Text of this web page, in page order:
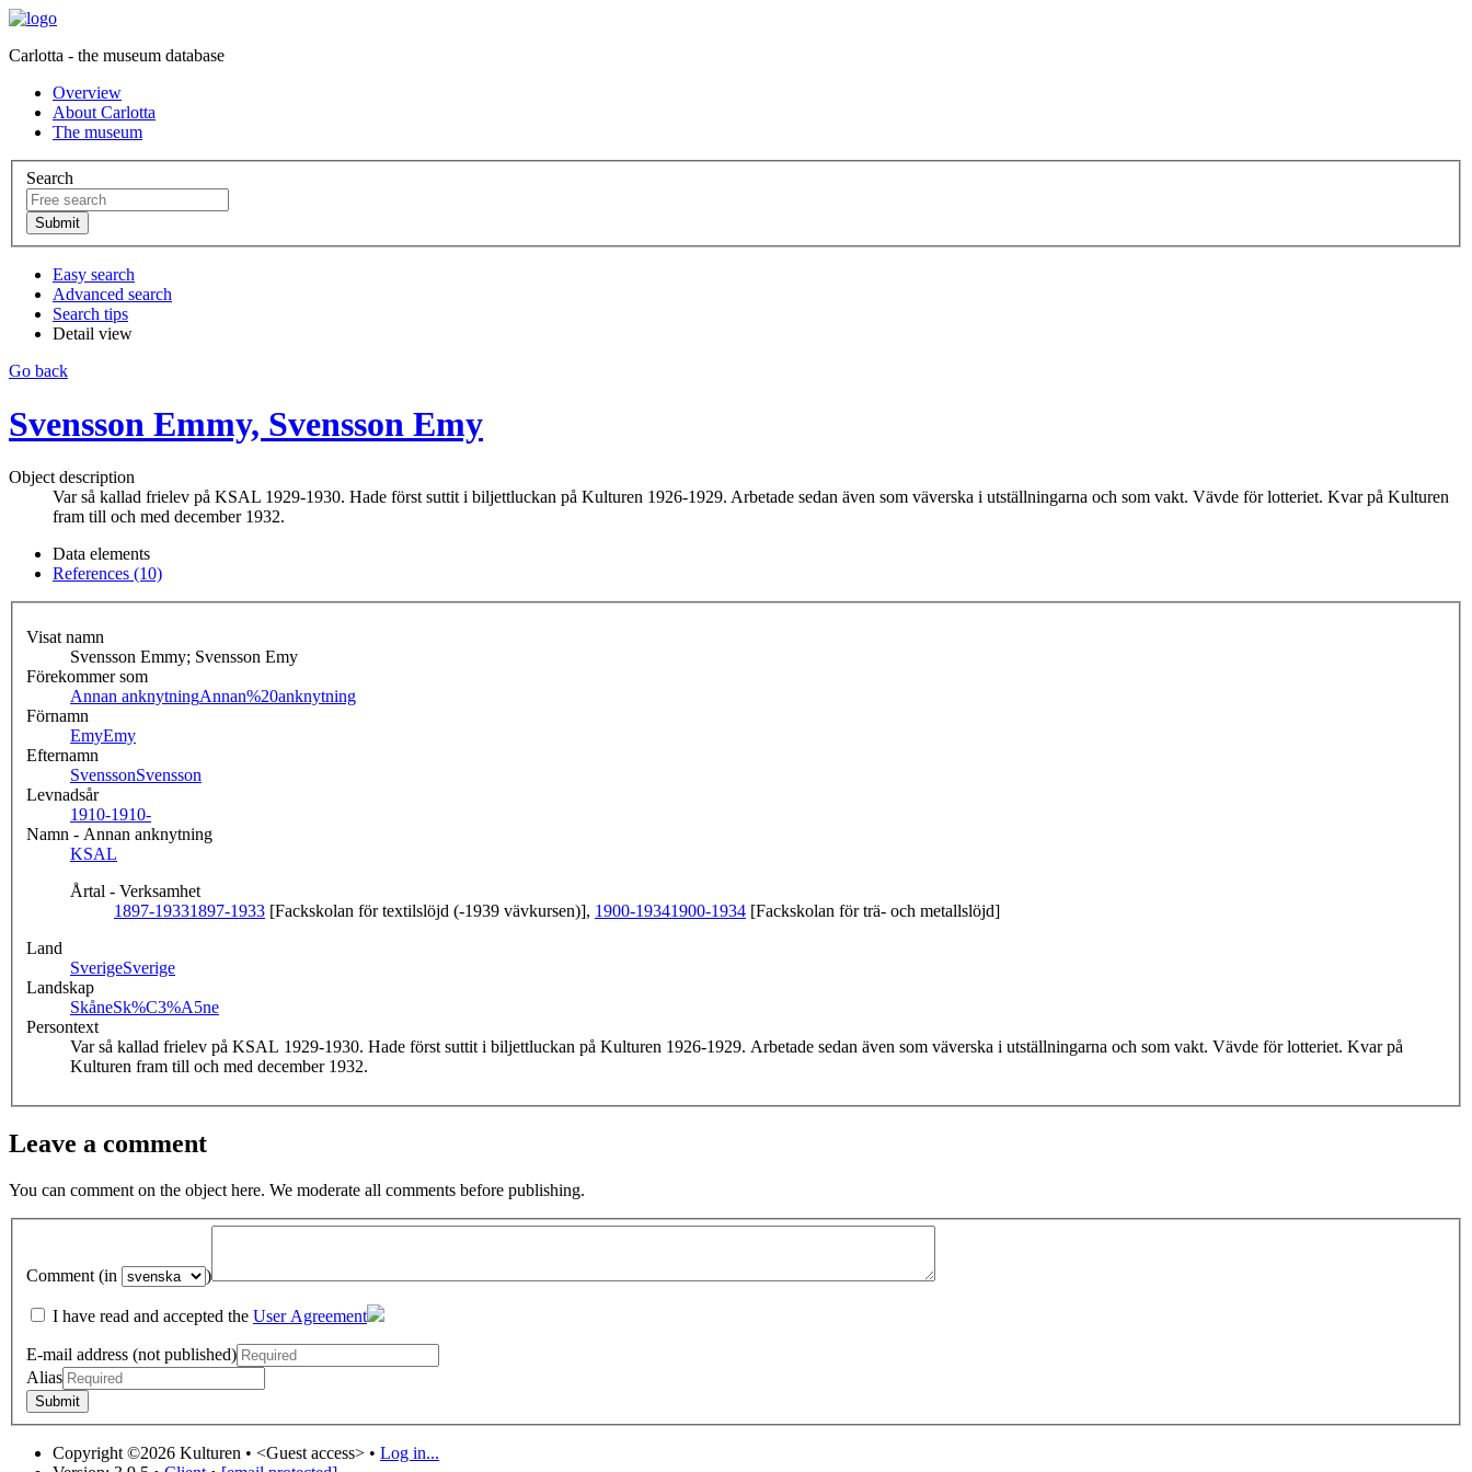
Carlotta - the museum database
Overview
About Carlotta
The museum
Search
Easy search
Advanced search
Search tips
Detail view
Go back
Svensson Emmy, Svensson Emy
Object description
Var så kallad frielev på KSAL 1929-1930. Hade först suttit i biljettluckan på Kulturen 1926-1929. Arbetade sedan även som väverska i utställningarna och som vakt. Vävde för lotteriet. Kvar på Kulturen
fram till och med december 1932.
Data elements
References (10)
Visat namn
Svensson Emmy; Svensson Emy
Förekommer som
Annan anknytningAnnan%20anknytning
Förnamn
EmyEmy
Efternamn
SvenssonSvensson
Levnadsår
1910-1910-
Namn - Annan anknytning
KSAL
Årtal - Verksamhet
1897-19331897-1933 [Fackskolan för textilslöjd (-1939 vävkursen)], 1900-19341900-1934 [Fackskolan för trä- och metallslöjd]
Land
SverigeSverige
Landskap
SkåneSk%C3%A5ne
Persontext
Var så kallad frielev på KSAL 1929-1930. Hade först suttit i biljettluckan på Kulturen 1926-1929. Arbetade sedan även som väverska i utställningarna och som vakt. Vävde för lotteriet. Kvar på
Kulturen fram till och med december 1932.
Leave a comment
You can comment on the object here. We moderate all comments before publishing.
Comment (in )
I have read and accepted the User Agreement
E-mail address (not published)
Alias
Copyright ©2026 Kulturen • <Guest access> • Log in...